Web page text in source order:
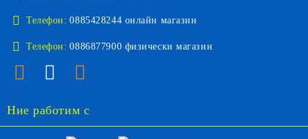
Телефон: 0885428244 онлайн магазин
Телефон: 0886877900 физически магазин
Ние работим с